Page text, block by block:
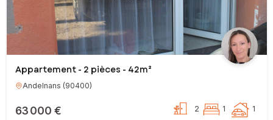
Appartement - 2 pièces - 42m²
Andelnans (90400)
63 000 € 2 1 1